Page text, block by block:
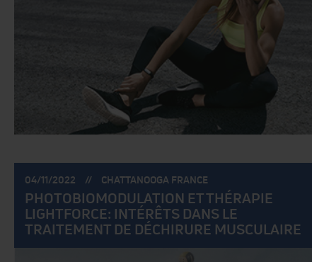
POSTÉ
04/11/2022 POSTÉ
CHATTANOOGA FRANCE
PHOTOBIOMODULATION ET THÉRAPIE
LIGHTFORCE: INTÉRÊTS DANS LE
TRAITEMENT DE DÉCHIRURE MUSCULAIRE